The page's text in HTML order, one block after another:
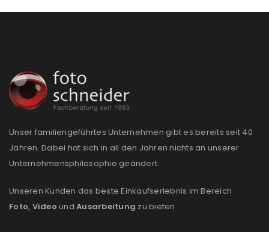
Benutzername oder E-Mail-Adresse*
Unser familiengeführtes Unternehmen gibt es bereits seit 40
Jahren. Dabei hat sich in all den Jahren nichts an unserer
Unternehmensphilosophie geändert:
Unseren Kunden das beste Einkaufserlebnis im Bereich
Foto, Video und Ausarbeitung zu bieten.